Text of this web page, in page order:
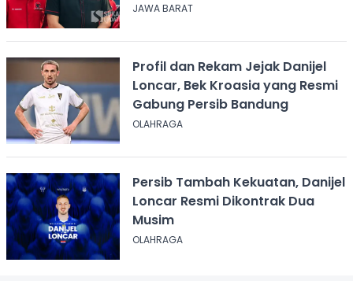
JAWA BARAT
Profil dan Rekam Jejak Danijel
Loncar, Bek Kroasia yang Resmi
Gabung Persib Bandung
OLAHRAGA
Persib Tambah Kekuatan, Danijel
Loncar Resmi Dikontrak Dua
Musim
OLAHRAGA